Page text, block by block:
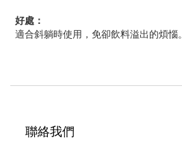
好處：
適合斜躺時使用，免卻飲料溢出的煩惱。
聯絡我們